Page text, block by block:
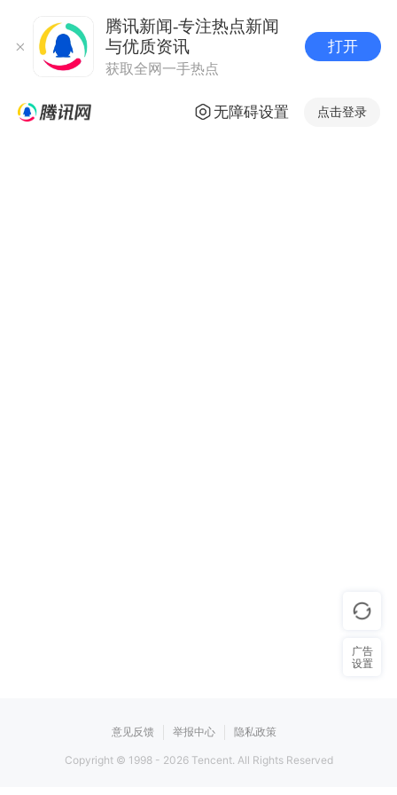
腾讯新闻-专注热点新闻
与优质资讯
获取全网一手热点
打开
无障碍设置 点击登录
意见反馈 举报中心 隐私政策
Copyright © 1998 - 2026Tencent. All Rights Reserved
广告
设置